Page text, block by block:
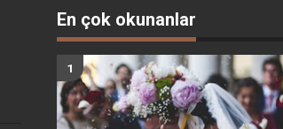
En çok okunanlar